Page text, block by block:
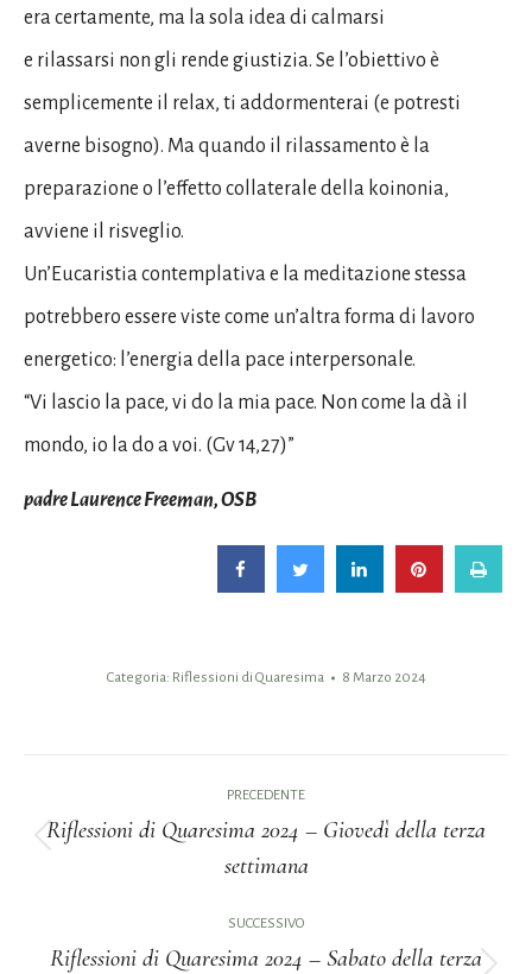
era certamente, ma la sola idea di calmarsi
e rilassarsi non gli rende giustizia. Se l’obiettivo è
semplicemente il relax, ti addormenterai (e potresti
averne bisogno). Ma quando il rilassamento è la
preparazione o l’effetto collaterale della koinonia,
avviene il risveglio.
Un’Eucaristia contemplativa e la meditazione stessa
potrebbero essere viste come un’altra forma di lavoro
energetico: l’energia della pace interpersonale.
“Vi lascio la pace, vi do la mia pace. Non come la dà il
mondo, io la do a voi. (Gv 14,27)”
padre Laurence Freeman, OSB
Categoria: Riflessioni di Quaresima 8 Marzo 2024
tra
post
PRECEDENTE
Riflessioni di Quaresima 2024 – Giovedì della terza
settimana
SUCCESSIVO
Riflessioni di Quaresima 2024 – Sabato della terza